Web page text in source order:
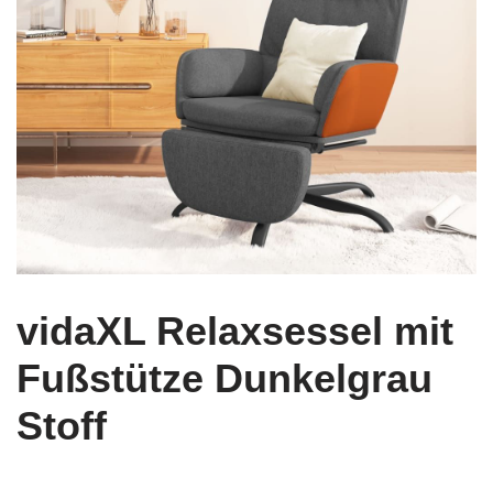
vidaXL Relaxsessel mit
Fußstütze Dunkelgrau
Stoff